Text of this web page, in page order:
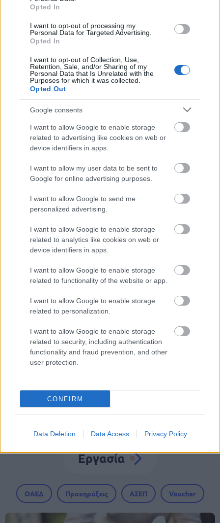
Opted In
I want to opt-out of processing my
Personal Data for Targeted Advertising.
Opted In
I want to opt-out of Collection, Use,
Retention, Sale, and/or Sharing of my
Personal Data that Is Unrelated with the
Purposes for which it was collected.
Opted Out
Google consents
I want to allow Google to enable storage
related to advertising like cookies on web or
device identifiers in apps.
I want to allow my user data to be sent to
Google for online advertising purposes.
I want to allow Google to send me
personalized advertising.
I want to allow Google to enable storage
related to analytics like cookies on web or
device identifiers in apps.
I want to allow Google to enable storage
related to functionality of the website or app.
I want to allow Google to enable storage
related to personalization.
I want to allow Google to enable storage
related to security, including authentication
functionality and fraud prevention, and other
user protection.
CONFIRM
Data Deletion Data Access Privacy Policy
Δημοφιλείς Ειδήσεις
Ανοικτές 1.779 θέσεις εργασίας στο
Δημόσιο (χωρίς πτυχίο)
ΥΠΕΣ: Προγραμματισμός προσλήψεων
Προσλήψεις αναπληρωτών: Περίπου
30.000 ονόματα στην α' φάση
ΔΥΠΑ: Ευκαιρία συνταξιοδότησης για
8.000 ανέργους άνω των 55 ετών –
Ξεκίνησαν οι αιτήσεις
Προσλήψεις Θέσεις εργασίας
Εργασία
ΟΑΕΔ Προκηρύξεις ΑΣΕΠ Voucher